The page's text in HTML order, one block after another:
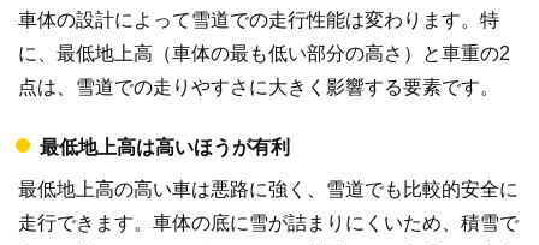
車体の設計によって雪道での走行性能は変わります。特
に、最低地上高（車体の最も低い部分の高さ）と車重の2
点は、雪道での走りやすさに大きく影響する要素です。
最低地上高は高いほうが有利
最低地上高の高い車は悪路に強く、雪道でも比較的安全に
走行できます。車体の底に雪が詰まりにくいため、積雪で